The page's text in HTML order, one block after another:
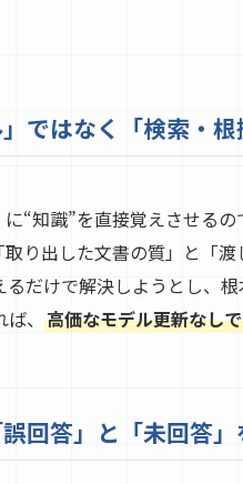
ではなく「検索・
“知識”を直接覚えさせる
り出した文書の質」と「
だけで解決しようとし、
、 高価なモデル更新なし
回答」と「未回答」